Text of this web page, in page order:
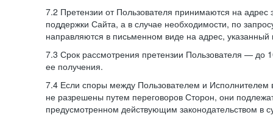
7.2 Претензии от Пользователя принимаются на
поддержки Сайта, а в случае необходимости, по
направляются в письменном виде на адрес,
7.3 Срок рассмотрения претензии Пользователя — до
ее получения.
7.4 Если споры между Пользователем и Исполнителем
не разрешены путем переговоров Сторон, они
предусмотренном действующим законодательством в